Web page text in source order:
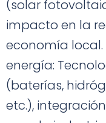
(solar
impacto en la
economía
energía:
(baterías,
etc.),